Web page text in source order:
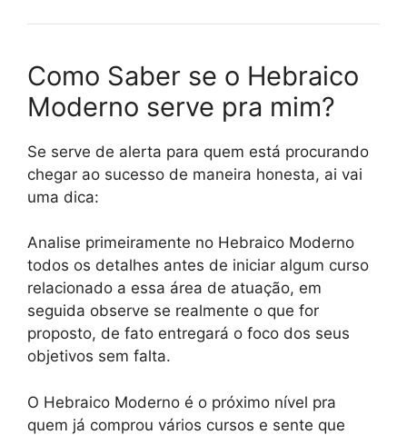
Como Saber se o Hebraico
Moderno serve pra mim?
Se serve de alerta para quem está procurando
chegar ao sucesso de maneira honesta, ai vai
uma dica:
Analise primeiramente no Hebraico Moderno
todos os detalhes antes de iniciar algum curso
relacionado a essa área de atuação, em
seguida observe se realmente o que for
proposto, de fato entregará o foco dos seus
objetivos sem falta.
O Hebraico Moderno é o próximo nível pra
quem já comprou vários cursos e sente que